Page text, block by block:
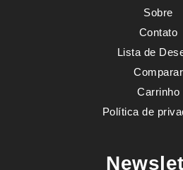
Sobre
Contato
Lista de
Comparar
Carrinho
Política de